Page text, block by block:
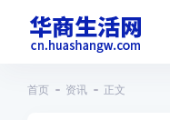
首页 资讯 正文